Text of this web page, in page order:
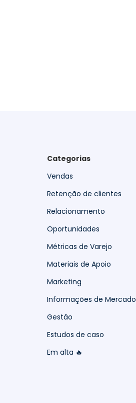
Categorias
Vendas
Retenção de clientes
Relacionamento
Oportunidades
Métricas de Varejo
Materiais de Apoio
Marketing
Informações de Mercado
Gestão
Estudos de caso
Em alta 🔥